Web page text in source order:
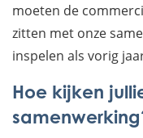
moeten de
zitten met onze
inspelen als vorig
Hoe kijken